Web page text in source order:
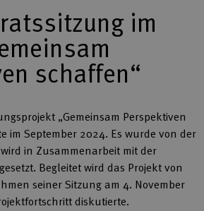
im
schaffen“
„Gemeinsam Perspektiven
im September 2024. Es wurde von der
in Zusammenarbeit mit der
Begleitet wird das Projekt von
seiner Sitzung am 4. November
diskutierte.